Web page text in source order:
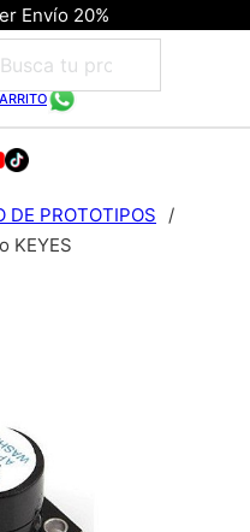
Envío 20%
DE PROTOTIPOS
/
KEYES